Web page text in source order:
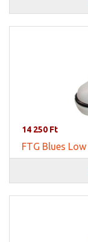
14 250 Ft
FTG Blues